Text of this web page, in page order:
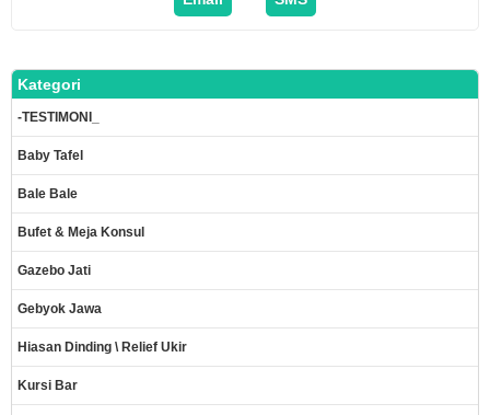
Kategori
-TESTIMONI_
Baby Tafel
Bale Bale
Bufet & Meja Konsul
Gazebo Jati
Gebyok Jawa
Hiasan Dinding \ Relief Ukir
Kursi Bar